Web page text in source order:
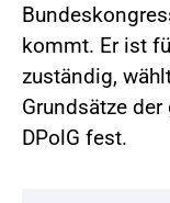
kommt. Er ist
zuständig,
Grundsätze
DPolG fest.